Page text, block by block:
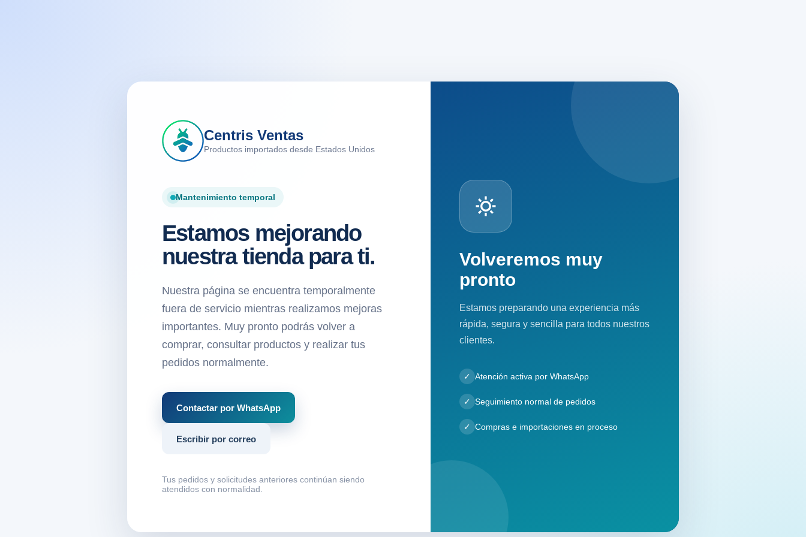
Centris Ventas
Productos importados desde Estados Unidos
Mantenimiento temporal
Estamos mejorando
nuestra tienda para ti.
Nuestra página se encuentra temporalmente
fuera de servicio mientras realizamos mejoras
importantes. Muy pronto podrás volver a
comprar, consultar productos y realizar tus
pedidos normalmente.
Contactar por WhatsApp
Escribir por correo
Tus pedidos y solicitudes anteriores continúan siendo
atendidos con normalidad.
Volveremos muy
pronto
Estamos preparando una experiencia más
rápida, segura y sencilla para todos nuestros
clientes.
✓ Atención activa por WhatsApp
✓ Seguimiento normal de pedidos
✓ Compras e importaciones en proceso